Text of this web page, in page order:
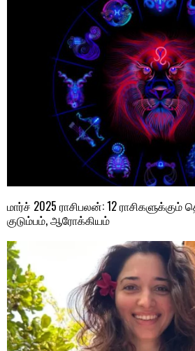
மார்ச் 2025 ராசிபலன்: 12 ராசிகளுக்கும்
குடும்பம், ஆரோக்கியம்